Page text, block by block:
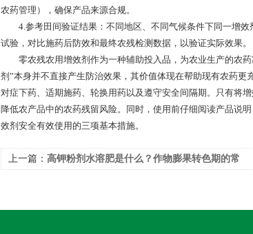
农药管理），确保产品来源合规。
4.参考田间验证结果：不同地区、不同气候条件下同一增效
试验，对比施药后防效和最终农残检测数据，以验证实际效果。
零农残农用增效剂作为一种辅助投入品，为农业生产的农药
剂”本身并不直接产生防治效果，其价值体现在帮助现有农药
对症下药、适期施药、轮换用药以及遵守安全间隔期。只有将
降低农产品中的农药残留风险。同时，使用前仔细阅读产品说
效剂安全有效使用的三项基本措施。
上一篇： 高钾粉剂水溶肥是什么？作物膨果转色期的常